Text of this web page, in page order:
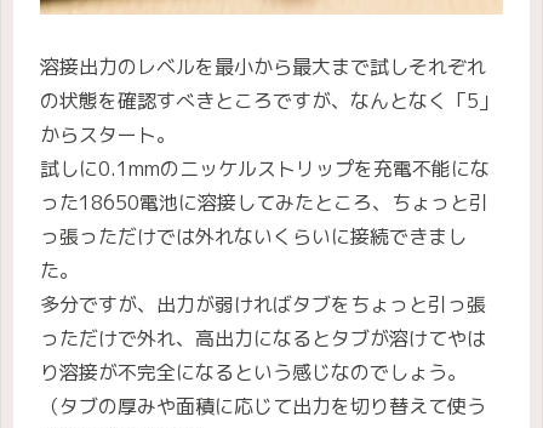
溶接出力のレベルを最小から最大まで試しそれぞれ
の状態を確認すべきところですが、なんとなく「5」
からスタート。
試しに0.1mmのニッケルストリップを充電不能にな
った18650電池に溶接してみたところ、ちょっと引
っ張っただけでは外れないくらいに接続できまし
た。
多分ですが、出力が弱ければタブをちょっと引っ張
っただけで外れ、高出力になるとタブが溶けてやは
り溶接が不完全になるという感じなのでしょう。
（タブの厚みや面積に応じて出力を切り替えて使う